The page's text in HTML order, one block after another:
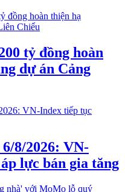
tỷ đồng hoàn
dự án Cảng
8/2026: VN-
lực bán gia tăng